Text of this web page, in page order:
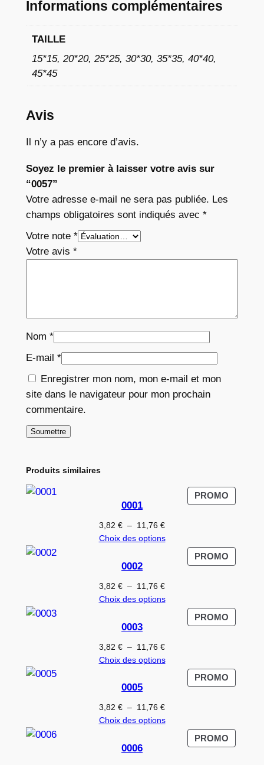
1
1
6
Informations complémentaires
TAILLE
15*15, 20*20, 25*25, 30*30, 35*35, 40*40,
45*45
Avis
Il n’y a pas encore d’avis.
Soyez le premier à laisser votre avis sur
“0057”
Votre adresse e-mail ne sera pas publiée. Les
champs obligatoires sont indiqués avec *
Votre note *
Votre avis *
Nom *
E-mail *
Enregistrer mon nom, mon e-mail et mon
site dans le navigateur pour mon prochain
commentaire.
Produits similaires
PROMO
EN
0001
3,82 € – 11,76 €Plage
de
3,82 €
11,76 €
Choix des options
PROMO
EN
0002
3,82 € – 11,76 €Plage
de
3,82 €
11,76 €
Choix des options
PROMO
0003
3,82 € – 11,76 €Plage
de
3,82 €
11,76 €
Choix des options
PROMO
EN
0005
3,82 € – 11,76 €Plage
de
3,82 €
Choix des options
PROMO
0006